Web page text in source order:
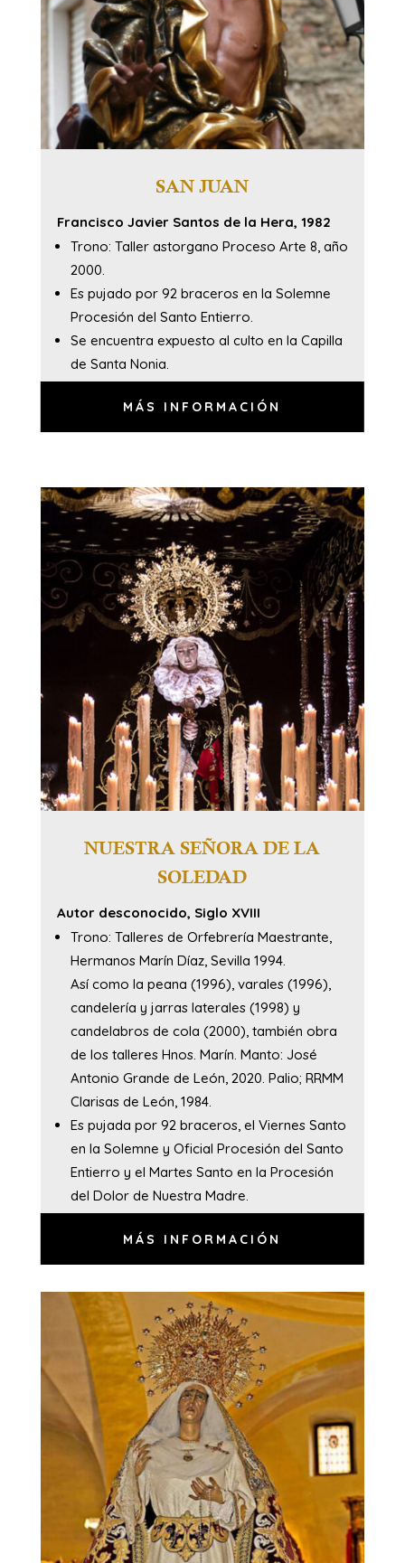
SAN JUAN
Francisco Javier Santos de la Hera, 1982
Trono: Taller astorgano Proceso Arte 8, año
2000.
Es pujado por 92 braceros en la Solemne
Procesión del Santo Entierro.
Se encuentra expuesto al culto en la Capilla
de Santa Nonia.
MÁS INFORMACIÓN
NUESTRA SEÑORA DE LA
SOLEDAD
Autor desconocido, Siglo XVIII
Trono: Talleres de Orfebrería Maestrante,
Hermanos Marín Díaz, Sevilla 1994.
Así como la peana (1996), varales (1996),
candelería y jarras laterales (1998) y
candelabros de cola (2000), también obra
de los talleres Hnos. Marín. Manto: José
Antonio Grande de León, 2020. Palio; RRMM
Clarisas de León, 1984.
Es pujada por 92 braceros, el Viernes Santo
en la Solemne y Oficial Procesión del Santo
Entierro y el Martes Santo en la Procesión
del Dolor de Nuestra Madre.
MÁS INFORMACIÓN